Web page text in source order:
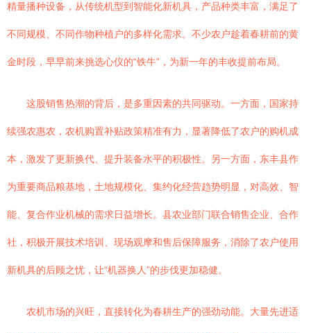
精量播种设备，从传统机型到智能化新机具，产品种类丰富，满足了
不同规模、不同作物种植户的多样化需求。不少农户趁着春耕前的黄
金时段，早早前来挑选心仪的“铁牛”，为新一年的丰收提前布局。
这股销售热潮的背后，是多重因素的共同驱动。一方面，国家持
续强农惠农，农机购置补贴政策精准有力，显著降低了农户的购机成
本，激发了更新换代、提升装备水平的积极性。另一方面，东丰县作
为重要商品粮基地，土地规模化、集约化经营趋势明显，对高效、智
能、复合作业机械的需求日益增长。县农业部门联合销售企业、合作
社，积极开展技术培训、现场观摩和售后保障服务，消除了农户使用
新机具的后顾之忧，让“机器换人”的步伐更加稳健。
农机市场的兴旺，直接转化为春耕生产的强劲动能。大量先进适